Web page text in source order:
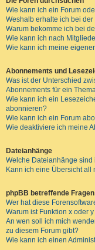
Wie kann ich ein Forum
Weshalb erhalte ich bei
Warum bekomme ich bei
Wie kann ich nach
Wie kann ich meine
Abonnements und
Was ist der Unterschied
Abonnements für ein
Wie kann ich ein
abonnieren?
Wie kann ich ein Forum
Wie deaktiviere ich meine
Dateianhänge
Welche Dateianhänge
Kann ich eine Übersicht
phpBB betreffende Fragen
Wer hat diese
Warum ist Funktion x oder
An wen soll ich mich
zu diesem Forum gibt?
Wie kann ich einen